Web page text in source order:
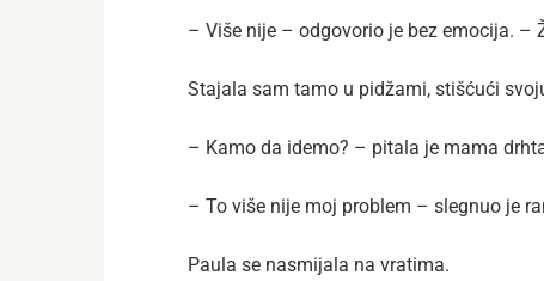
– Više nije – odgovorio je bez emocija. –
Stajala sam tamo u pidžami, stišćući
– Kamo da idemo? – pitala je mama
– To više nije moj problem – slegnuo je
Paula se nasmijala na vratima.